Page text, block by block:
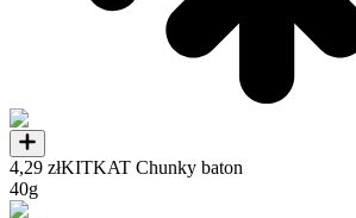
4,29 złKITKAT Chunky baton
40g